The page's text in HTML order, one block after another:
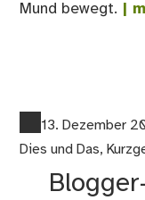
Mund bewegt. |
13. Dezember
Dies und Das,